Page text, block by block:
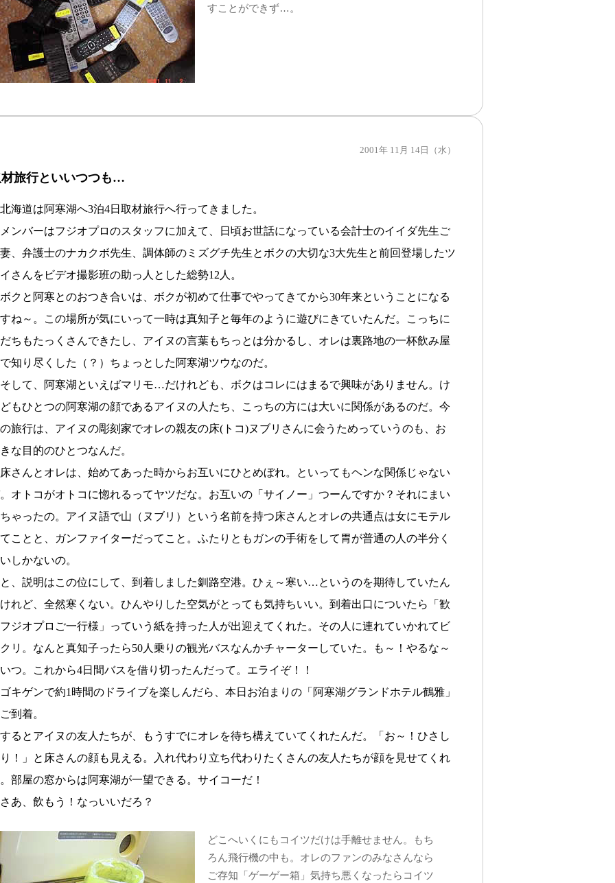
すことができず…。
2001年 11月 14日（水）
旅行といいつつも…
道は阿寒湖へ3泊4日取材旅行へ行ってきました。
バーはフジオプロのスタッフに加えて、日頃お世話になっている会計士のイイダ先生ご
、弁護士のナカクボ先生、調体師のミズグチ先生とボクの大切な3大先生と前回登場したツ
さんをビデオ撮影班の助っ人とした総勢12人。
と阿寒とのおつき合いは、ボクが初めて仕事でやってきてから30年来ということになる
ね～。この場所が気にいって一時は真知子と毎年のように遊びにきていたんだ。こっちに
ちもたっくさんできたし、アイヌの言葉もちっとは分かるし、オレは裏路地の一杯飲み屋
知り尽くした（？）ちょっとした阿寒湖ツウなのだ。
て、阿寒湖といえばマリモ…だけれども、ボクはコレにはまるで興味がありません。け
もひとつの阿寒湖の顔であるアイヌの人たち、こっちの方には大いに関係があるのだ。今
旅行は、アイヌの彫刻家でオレの親友の床(トコ)ヌブリさんに会うためっていうのも、お
な目的のひとつなんだ。
んとオレは、始めてあった時からお互いにひとめぼれ。といってもヘンな関係じゃない
オトコがオトコに惚れるってヤツだな。お互いの「サイノー」つーんですか？それにまい
ゃったの。アイヌ語で山（ヌブリ）という名前を持つ床さんとオレの共通点は女にモテル
ことと、ガンファイターだってこと。ふたりともガンの手術をして胃が普通の人の半分く
しかないの。
説明はこの位にして、到着しました釧路空港。ひぇ～寒い…というのを期待していたん
れど、全然寒くない。ひんやりした空気がとっても気持ちいい。到着出口についたら「歓
ジオプロご一行様」っていう紙を持った人が出迎えてくれた。その人に連れていかれてビ
リ。なんと真知子ったら50人乗りの観光バスなんかチャーターしていた。も～！やるな～
つ。これから4日間バスを借り切ったんだって。エライぞ！！
ゲンで約1時間のドライブを楽しんだら、本日お泊まりの「阿寒湖グランドホテル鶴雅」
到着。
とアイヌの友人たちが、もうすでにオレを待ち構えていてくれたんだ。「お～！ひさし
！」と床さんの顔も見える。入れ代わり立ち代わりたくさんの友人たちが顔を見せてくれ
部屋の窓からは阿寒湖が一望できる。サイコーだ！
、飲もう！なっいいだろ？
どこへいくにもコイツだけは手離せません。もち
ろん飛行機の中も。オレのファンのみなさんなら
ご存知「ゲーゲー箱」気持ち悪くなったらコイツ